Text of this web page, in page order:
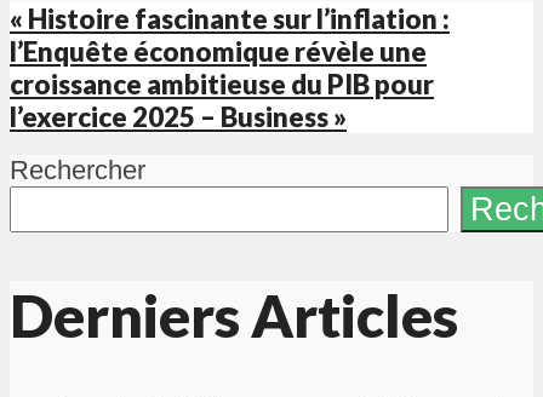
« Histoire fascinante sur l’inflation :
l’Enquête économique révèle une
croissance ambitieuse du PIB pour
l’exercice 2025 – Business »
Rechercher
Derniers Articles